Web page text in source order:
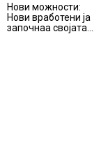
Нови можности:
Нови вработени ја
започнаа својата